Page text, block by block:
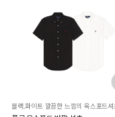
블랙,화이트 깔끔한 느낌의 옥스포드셔